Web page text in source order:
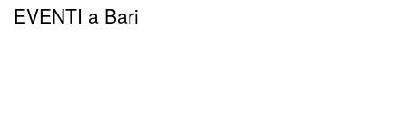
EVENTI a Bari